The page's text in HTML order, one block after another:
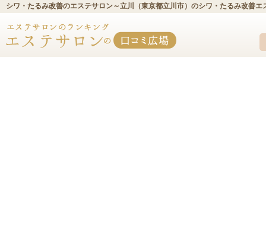
シワ・たるみ改善のエステサロン～立川（東京都立川市）のシワ・たるみ改善